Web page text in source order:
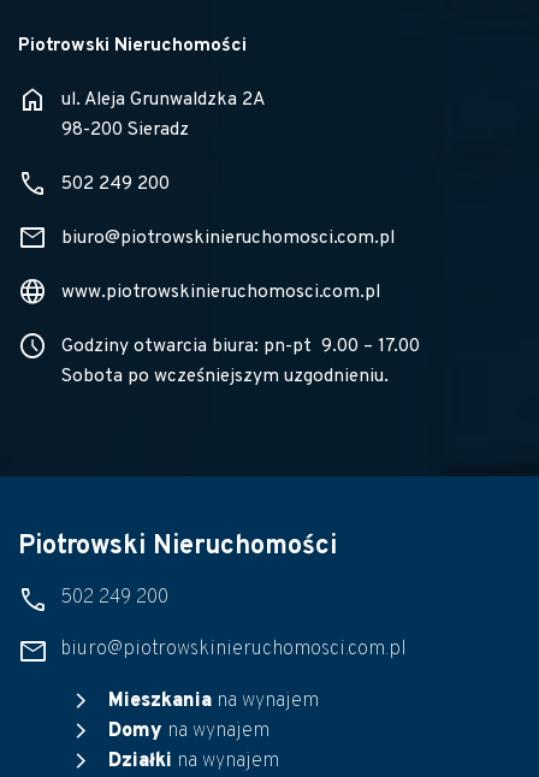
Piotrowski Nieruchomości
home
ul. Aleja Grunwaldzka 2A
98-200 Sieradz
phone 502 249 200
mail biuro@piotrowskinieruchomosci.com.pl
language www.piotrowskinieruchomosci.com.pl
schedule
Godziny otwarcia biura: pn-pt 9.00 – 17.00
Sobota po wcześniejszym uzgodnieniu.
Piotrowski Nieruchomości
phone 502 249 200
mail biuro@piotrowskinieruchomosci.com.pl
chevron_right Mieszkania na wynajem
chevron_right Domy na wynajem
chevron_right Działki na wynajem